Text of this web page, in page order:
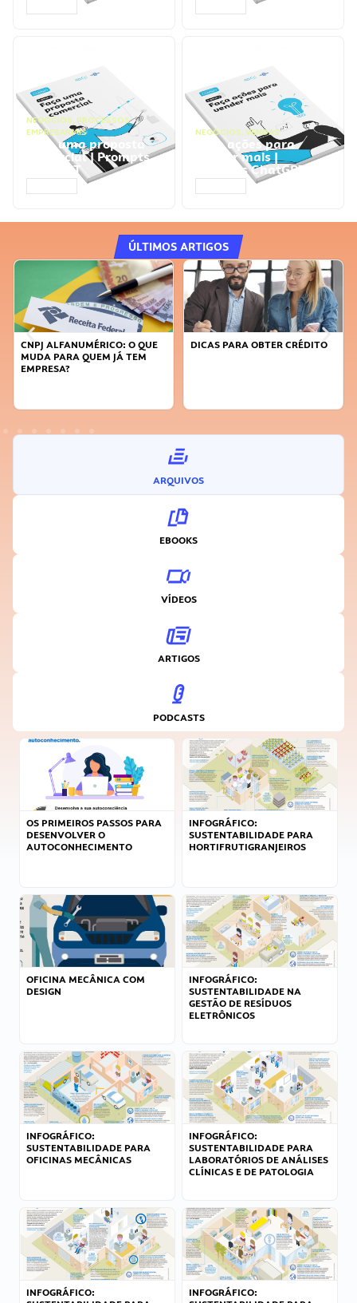
NEGÓCIOS, PROCESSOS
EMPRESARIAIS
Faça uma proposta
comercial | Prompts
ChatGPT
NEGÓCIOS, VENDAS
Faça ações para
vender mais |
Prompts ChatGPT
ÚLTIMOS ARTIGOS
CNPJ ALFANUMÉRICO: O QUE
MUDA PARA QUEM JÁ TEM
EMPRESA?
DICAS PARA OBTER CRÉDITO
ARQUIVOS
EBOOKS
VÍDEOS
ARTIGOS
PODCASTS
OS PRIMEIROS PASSOS PARA
DESENVOLVER O
AUTOCONHECIMENTO
INFOGRÁFICO:
SUSTENTABILIDADE PARA
HORTIFRUTIGRANJEIROS
OFICINA MECÂNICA COM
DESIGN
INFOGRÁFICO:
SUSTENTABILIDADE NA
GESTÃO DE RESÍDUOS
ELETRÔNICOS
INFOGRÁFICO:
SUSTENTABILIDADE PARA
OFICINAS MECÂNICAS
INFOGRÁFICO:
SUSTENTABILIDADE PARA
LABORATÓRIOS DE ANÁLISES
CLÍNICAS E DE PATOLOGIA
INFOGRÁFICO:
INFOGRÁFICO: